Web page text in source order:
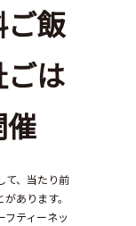
飯
は
催
て、当たり前
あります。
ティーネッ